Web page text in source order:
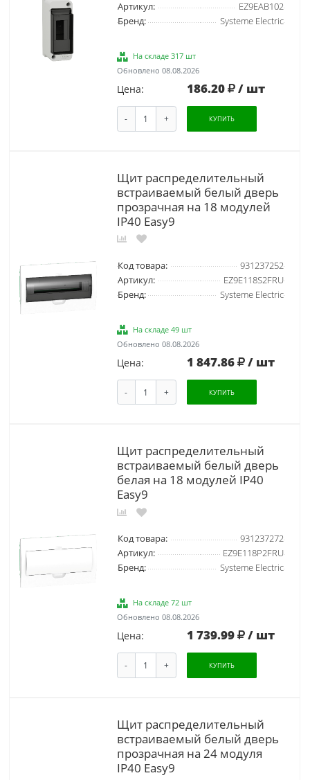
Артикул:
EZ9EAB102
Бренд:
Systeme Electric
На складе 317 шт
Обновлено 08.08.2026
Цена: 186.20 / шт
- + КУПИТЬ
Щит распределительный
встраиваемый белый дверь
прозрачная на 18 модулей
IP40 Easy9
Код товара:
931237252
Артикул:
EZ9E118S2FRU
Бренд:
Systeme Electric
На складе 49 шт
Обновлено 08.08.2026
Цена: 1 847.86 / шт
- + КУПИТЬ
Щит распределительный
встраиваемый белый дверь
белая на 18 модулей IP40
Easy9
Код товара:
931237272
Артикул:
EZ9E118P2FRU
Бренд:
Systeme Electric
На складе 72 шт
Обновлено 08.08.2026
Цена: 1 739.99 / шт
- + КУПИТЬ
Щит распределительный
встраиваемый белый дверь
прозрачная на 24 модуля
IP40 Easy9